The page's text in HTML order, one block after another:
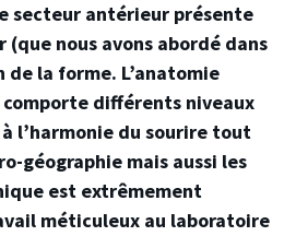
secteur antérieur présente
nous avons abordé dans
la forme. L’anatomie
différents niveaux
l’harmonie du sourire tout
géographie mais aussi les
est extrêmement
méticuleux au laboratoire